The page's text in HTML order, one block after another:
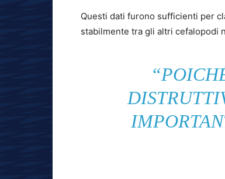
Questi dati furono sufficienti per
stabilmente tra gli altri cefalopodi